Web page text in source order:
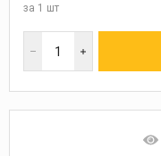
за 1 шт